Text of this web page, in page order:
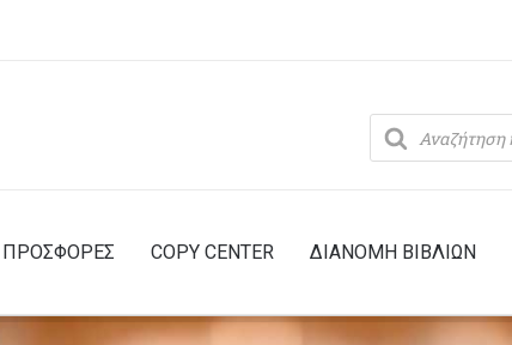
Products
search
ΠΡΟΣΦΟΡΕΣ COPY CENTER ΔΙΑΝΟΜΗ ΒΙΒΛΙΩΝ